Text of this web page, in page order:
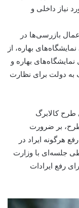
نیاز داخلی و
بازرسی‌ها در
بهاره، از
بهاره و
به دولت برای نظارت
کالابرگ
طرح، بر ضرورت
هرگونه ایراد در
جلسه‌ای با وزارت
رفع ایرادات